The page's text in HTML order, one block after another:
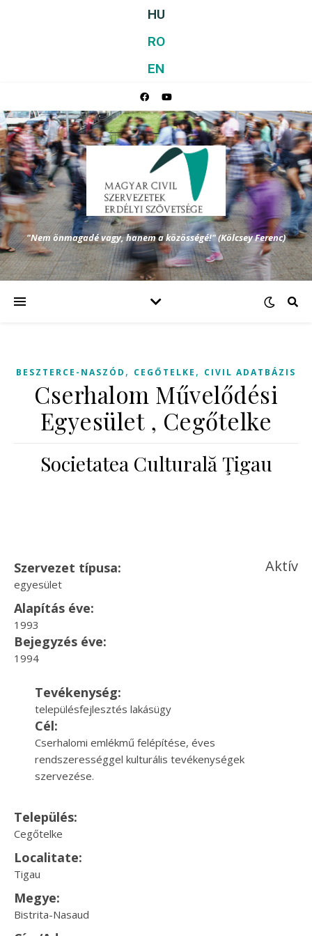
HU
RO
EN
"Nem önmagadé vagy, hanem a közösségé!" (Kölcsey Ferenc)
BESZTERCE-NASZÓD , CEGŐTELKE , CIVIL ADATBÁZIS
Cserhalom Művelődési
Egyesület , Cegőtelke
Societatea Culturală Ţigau
Szervezet típusa:
egyesület
Aktív
Alapítás éve:
1993
Bejegyzés éve:
1994
Tevékenység:
településfejlesztés lakásügy
Cél:
Cserhalomi emlékmű felépítése, éves
rendszerességgel kulturális tevékenységek
szervezése.
Település:
Cegőtelke
Localitate:
Tigau
Megye:
Bistrita-Nasaud